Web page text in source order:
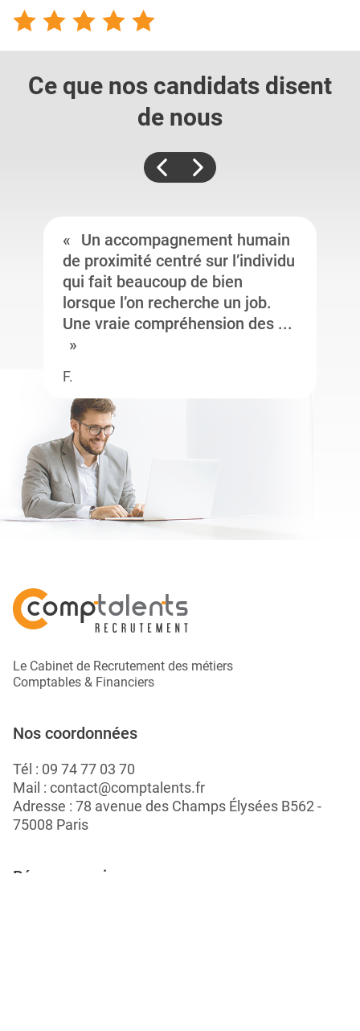
Ce que nos candidats disent
de nous
Un accompagnement humain
de proximité centré sur l’individu
qui fait beaucoup de bien
lorsque l’on recherche un job.
Une vraie compréhension des ...
F.
Le Cabinet de Recrutement des métiers
Comptables & Financiers
Nos coordonnées
Tél : 09 74 77 03 70
Mail : contact@comptalents.fr
Adresse : 78 avenue des Champs Élysées B562 -
75008 Paris
Réseaux sociaux